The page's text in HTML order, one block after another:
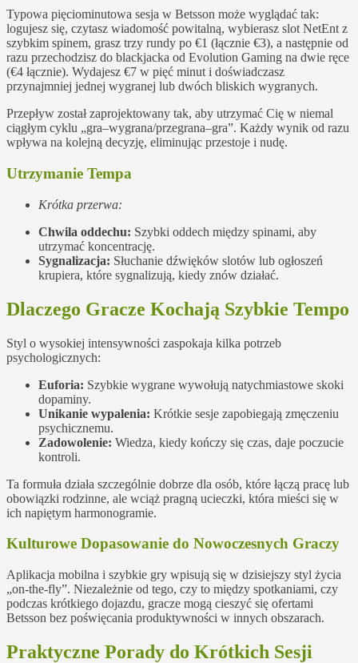
Typowa pięciominutowa sesja w Betsson może wyglądać tak:
logujesz się, czytasz wiadomość powitalną, wybierasz slot NetEnt z
szybkim spinem, grasz trzy rundy po €1 (łącznie €3), a następnie od
razu przechodzisz do blackjacka od Evolution Gaming na dwie ręce
(€4 łącznie). Wydajesz €7 w pięć minut i doświadczasz
przynajmniej jednej wygranej lub dwóch bliskich wygranych.
Przepływ został zaprojektowany tak, aby utrzymać Cię w niemal
ciągłym cyklu „gra–wygrana/przegrana–gra”. Każdy wynik od razu
wpływa na kolejną decyzję, eliminując przestoje i nudę.
Utrzymanie Tempa
Krótka przerwa:
Chwila oddechu: Szybki oddech między spinami, aby
utrzymać koncentrację.
Sygnalizacja: Słuchanie dźwięków slotów lub ogłoszeń
krupiera, które sygnalizują, kiedy znów działać.
Dlaczego Gracze Kochają Szybkie Tempo
Styl o wysokiej intensywności zaspokaja kilka potrzeb
psychologicznych:
Euforia: Szybkie wygrane wywołują natychmiastowe skoki
dopaminy.
Unikanie wypalenia: Krótkie sesje zapobiegają zmęczeniu
psychicznemu.
Zadowolenie: Wiedza, kiedy kończy się czas, daje poczucie
kontroli.
Ta formuła działa szczególnie dobrze dla osób, które łączą pracę lub
obowiązki rodzinne, ale wciąż pragną ucieczki, która mieści się w
ich napiętym harmonogramie.
Kulturowe Dopasowanie do Nowoczesnych Graczy
Aplikacja mobilna i szybkie gry wpisują się w dzisiejszy styl życia
„on‑the‑fly”. Niezależnie od tego, czy to między spotkaniami, czy
podczas krótkiego dojazdu, gracze mogą cieszyć się ofertami
Betsson bez poświęcania produktywności w innych obszarach.
Praktyczne Porady do Krótkich Sesji